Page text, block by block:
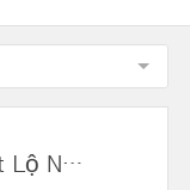
Phơi áo Thun Ngày Hè Tiết Lộ Nỗi Lo âu Của Bà Mẹ